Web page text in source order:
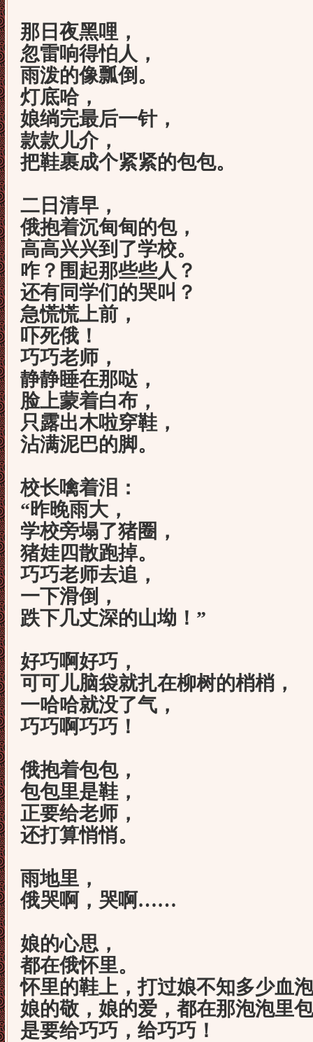
那日夜黑哩，
忽雷响得怕人，
雨泼的像瓢倒。
灯底哈，
娘绱完最后一针，
款款儿介，
把鞋裹成个紧紧的包包。
二日清早，
俄抱着沉甸甸的包，
高高兴兴到了学校。
咋？围起那些些人？
还有同学们的哭叫？
急慌慌上前，
吓死俄！
巧巧老师，
静静睡在那哒，
脸上蒙着白布，
只露出木啦穿鞋，
沾满泥巴的脚。
校长噙着泪：
“昨晚雨大，
学校旁塌了猪圈，
猪娃四散跑掉。
巧巧老师去追，
一下滑倒，
跌下几丈深的山坳！”
好巧啊好巧，
可可儿脑袋就扎在柳树的梢梢，
一哈哈就没了气，
巧巧啊巧巧！
俄抱着包包，
包包里是鞋，
正要给老师，
还打算悄悄。
雨地里，
俄哭啊，哭啊……
娘的心思，
都在俄怀里。
怀里的鞋上，打过娘不知多少血
娘的敬，娘的爱，都在那泡泡里
是要给巧巧，给巧巧！